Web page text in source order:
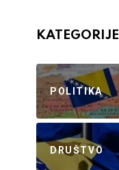
KATEGORIJE
POLITIKA
DRUŠTVO